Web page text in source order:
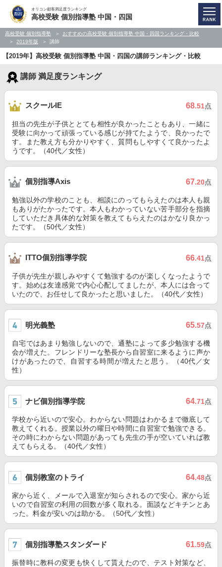
オリコン顧客満足度ランキング
高校受験 個別指導塾 中国・四国
高校受験 個別指導塾
おすすめの高校受験 個別指導塾 中国・四国ランキング・比較
2019年版
講師
【2019年】高校受験 個別指導塾 中国・四国の講師ランキング・比較
講師 満足度ランキング
スクールIE 68.51点
担当の先生が子供ととても相性が良かったこともあり、一緒に
受験に向かって頑張っている感じが持てたようで、良かったで
す。また教え方も分かりやすく、質問もしやすくて良かったよ
うです。（40代／女性）
個別指導Axis 67.20点
勉強以外の学校のことも、相談にのってもらえたのは本人も親
もありがたかったです。本人もわかっていない苦手部分を指摘
していただき具体的な対策を教えてもらえたのはかなり良かっ
たです。（50代／女性）
ITTO個別指導学院 66.41点
子供が先生が親しみやすくて勉強するのが楽しくなったようで
す。始めは友達感覚で内心心配してましたが、本人には合って
いたので、お任せして良かったと思いました。（40代／女性）
明光義塾 65.57点
自宅ではあまり勉強しないので、通塾によって多少勉強する機
会が増えた。フレンドリーな塾長から自習室に来るように声か
けがあったので、自習する時間が増えたと思う。（40代／女
性）
ナビ個別指導学院 64.71点
学校から近いので安心。わからない問題はわかるまで徹底して
教えてくれる。授業以外の曜日や時間に自習室で勉強できる。
その時にわからない問題があっても先生の手が空いていれば教
えてもらえる。（40代／女性）
個別教室のトライ 64.48点
家から近く、メールで入退室が知らされるので安心。家から近
いので自習室の利用の回数が多く取れる。面談などキチンとあ
った。料金が安いのは助かる。（50代／女性）
個別指導塾スタンダード 61.59点
振替時に教科の変更も快くして貰えたので、テスト対策など、